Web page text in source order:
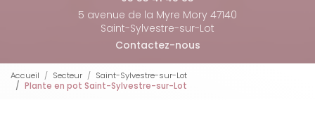
5 avenue de la Myre Mory 47140
Saint-Sylvestre-sur-Lot
Contactez-nous
Accueil Secteur
Saint-Sylvestre-sur-Lot
Plante en pot Saint-Sylvestre-sur-Lot